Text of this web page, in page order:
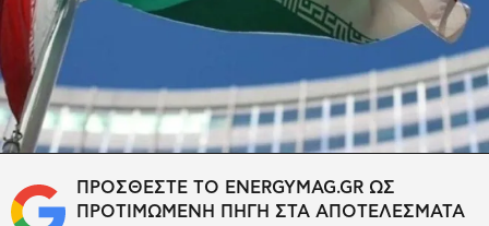
ΠΡΟΣΘΕΣΤΕ ΤΟ ENERGYMAG.GR ΩΣ
ΠΡΟΤΙΜΩΜΕΝΗ ΠΗΓΗ ΣΤΑ ΑΠΟΤΕΛΕΣΜΑΤΑ